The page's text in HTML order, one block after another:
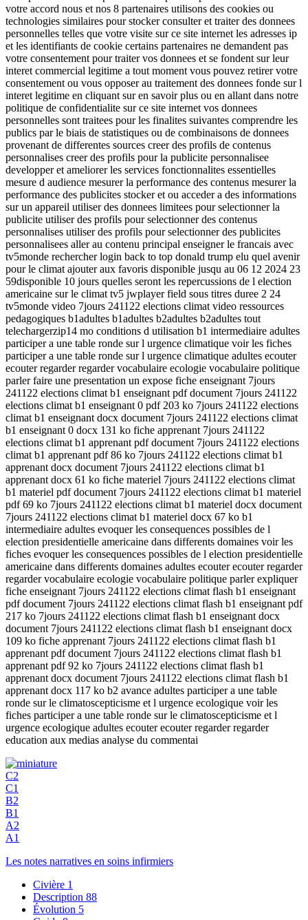
votre accord nous et nos 8 partenaires utilisons des cookies ou
technologies similaires pour stocker consulter et traiter des donnees
personnelles telles que votre visite sur ce site internet les adresses ip
et les identifiants de cookie certains partenaires ne demandent pas
votre consentement pour traiter vos donnees et se fondent sur leur
interet commercial legitime a tout moment vous pouvez retirer votre
consentement ou vous opposer au traitement des donnees fonde sur l
interet legitime en cliquant sur en savoir plus ou en allant dans notre
politique de confidentialite sur ce site internet vos donnees
personnelles sont traitees pour les finalites suivantes comprendre les
publics par le biais de statistiques ou de combinaisons de donnees
provenant de differentes sources creer des profils de contenus
personnalises creer des profils pour la publicite personnalisee
developper et ameliorer les services fonctionnalites essentielles
mesure d audience mesurer la performance des contenus mesurer la
performance des publicites stocker et ou acceder a des informations
sur un appareil utiliser des donnees limitees pour selectionner la
publicite utiliser des profils pour selectionner des contenus
personnalises utiliser des profils pour selectionner des publicites
personnalisees aller au contenu principal enseigner le francais avec
tv5monde rechercher login back to top donald trump elu quel avenir
pour le climat ajouter aux favoris disponible jusqu au 06 12 2024 23
59disponible 10 jours quelles seront les repercussions de l election
americaine sur le climat tv5 jwplayer field sous titres duree 2 24
tv5monde video 7jours 241122 elections climat video ressources
pedagogiques b1adultes b1adultes b2adultes b2adultes tout
telechargerzip14 mo conditions d utilisation b1 intermediaire adultes
participer a une table ronde sur l urgence climatique voir les fiches
participer a une table ronde sur l urgence climatique adultes ecouter
ecouter regarder regarder vocabulaire ecologie vocabulaire politique
parler faire une presentation un expose fiche enseignant 7jours
241122 elections climat b1 enseignant pdf document 7jours 241122
elections climat b1 enseignant 0 pdf 203 ko 7jours 241122 elections
climat b1 enseignant docx document 7jours 241122 elections climat
b1 enseignant 0 docx 131 ko fiche apprenant 7jours 241122
elections climat b1 apprenant pdf document 7jours 241122 elections
climat b1 apprenant pdf 86 ko 7jours 241122 elections climat b1
apprenant docx document 7jours 241122 elections climat b1
apprenant docx 61 ko fiche materiel 7jours 241122 elections climat
b1 materiel pdf document 7jours 241122 elections climat b1 materiel
pdf 69 ko 7jours 241122 elections climat b1 materiel docx document
7jours 241122 elections climat b1 materiel docx 67 ko b1
intermediaire adultes evoquer les consequences possibles de l
election presidentielle americaine dans differents domaines voir les
fiches evoquer les consequences possibles de l election presidentielle
americaine dans differents domaines adultes ecouter ecouter regarder
regarder vocabulaire ecologie vocabulaire politique parler expliquer
fiche enseignant 7jours 241122 elections climat flash b1 enseignant
pdf document 7jours 241122 elections climat flash b1 enseignant pdf
217 ko 7jours 241122 elections climat flash b1 enseignant docx
document 7jours 241122 elections climat flash b1 enseignant docx
109 ko fiche apprenant 7jours 241122 elections climat flash b1
apprenant pdf document 7jours 241122 elections climat flash b1
apprenant pdf 92 ko 7jours 241122 elections climat flash b1
apprenant docx document 7jours 241122 elections climat flash b1
apprenant docx 117 ko b2 avance adultes participer a une table
ronde sur le climatoscepticisme et l urgence ecologique voir les
fiches participer a une table ronde sur le climatoscepticisme et l
urgence ecologique adultes ecouter ecouter regarder regarder
education aux medias analyse du commentai
C2
C1
B2
B1
A2
A1
Les notes narratives en soins infirmiers
Civière 1
Description 88
Évolution 5